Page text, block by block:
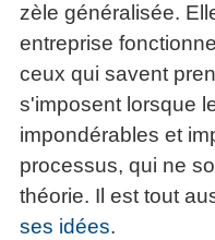
zèle généralisée.
entreprise
ceux qui savent
s'imposent lorsque
impondérables et
processus, qui ne
théorie. Il est tout
ses idées.